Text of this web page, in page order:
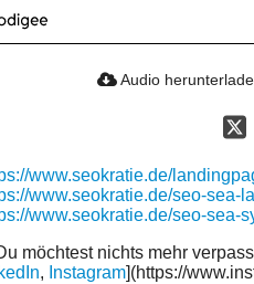
Audio
www.seokratie.de/
www.seokratie.de/seo-sea-
www.seokratie.de/seo-sea-
möchtest nichts mehr
, Instagram](https://